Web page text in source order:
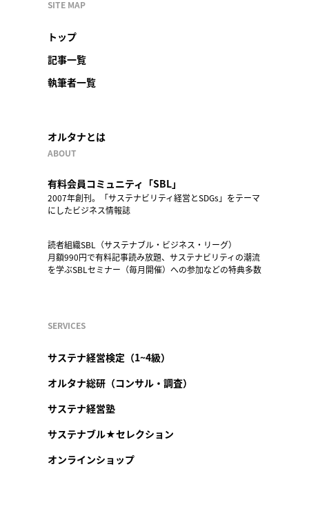
SITE MAP
トップ
記事一覧
執筆者一覧
オルタナとは
ABOUT
有料会員コミュニティ「SBL」
2007年創刊。「サステナビリティ経営とSDGs」をテーマ
にしたビジネス情報誌
読者組織SBL（サステナブル・ビジネス・リーグ）
月額990円で有料記事読み放題、サステナビリティの潮流
を学ぶSBLセミナー（毎月開催）への参加などの特典多数
SERVICES
サステナ経営検定（1~4級）
オルタナ総研（コンサル・調査）
サステナ経営塾
サステナブル★セレクション
オンラインショップ